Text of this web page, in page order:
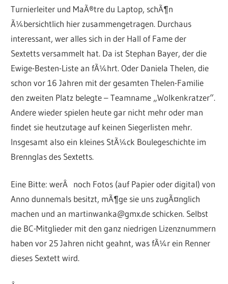
Turnierleiter und MaÃ®tre du Laptop, schÃ¶n
Ã¼bersichtlich hier zusammengetragen. Durchaus
interessant, wer alles sich in der Hall of Fame der
Sextetts versammelt hat. Da ist Stephan Bayer, der die
Ewige-Besten-Liste an fÃ¼hrt. Oder Daniela Thelen, die
schon vor 16 Jahren mit der gesamten Thelen-Familie
den zweiten Platz belegte – Teamname „Wolkenkratzer“.
Andere wieder spielen heute gar nicht mehr oder man
findet sie heutzutage auf keinen Siegerlisten mehr.
Insgesamt also ein kleines StÃ¼ck Boulegeschichte im
Brennglas des Sextetts.
Eine Bitte: werÂ noch Fotos (auf Papier oder digital) von
Anno dunnemals besitzt, mÃ¶ge sie uns zugÃ¤nglich
machen und an martinwanka@gmx.de schicken. Selbst
die BC-Mitglieder mit den ganz niedrigen Lizenznummern
haben vor 25 Jahren nicht geahnt, was fÃ¼r ein Renner
dieses Sextett wird.